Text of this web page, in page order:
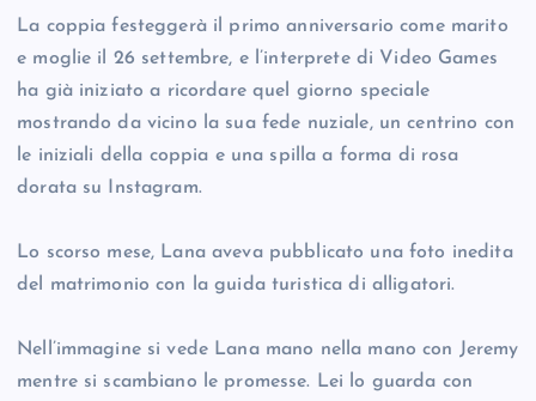
La coppia festeggerà il primo anniversario come marito
e moglie il 26 settembre, e l’interprete di Video Games
ha già iniziato a ricordare quel giorno speciale
mostrando da vicino la sua fede nuziale, un centrino con
le iniziali della coppia e una spilla a forma di rosa
dorata su Instagram.
Lo scorso mese, Lana aveva pubblicato una foto inedita
del matrimonio con la guida turistica di alligatori.
Nell’immagine si vede Lana mano nella mano con Jeremy
mentre si scambiano le promesse. Lei lo guarda con